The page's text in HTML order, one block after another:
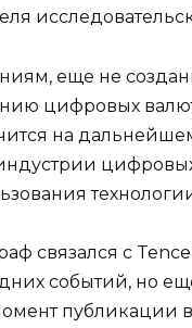
еще не
цифровых
на
связался с
событий, но
публикации